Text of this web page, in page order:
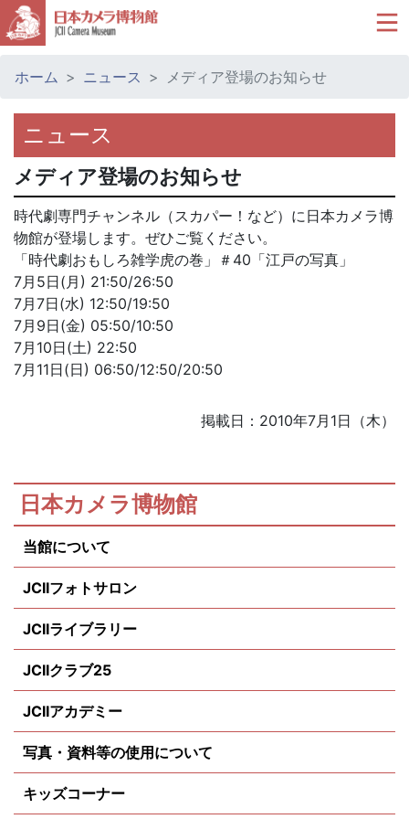
ホーム ニュース メディア登場のお知らせ
ニュース
メディア登場のお知らせ
時代劇専門チャンネル（スカパー！など）に日本カメラ博
物館が登場します。ぜひご覧ください。
「時代劇おもしろ雑学虎の巻」＃40「江戸の写真」
7月5日(月) 21:50/26:50
7月7日(水) 12:50/19:50
7月9日(金) 05:50/10:50
7月10日(土) 22:50
7月11日(日) 06:50/12:50/20:50
掲載日：2010年7月1日（木）
日本カメラ博物館
当館について
JCIIフォトサロン
JCIIライブラリー
JCIIクラブ25
JCIIアカデミー
写真・資料等の使用について
キッズコーナー